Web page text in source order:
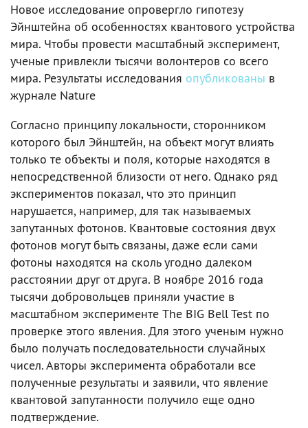
Новое исследование опровергло гипотезу
Эйнштейна об особенностях квантового устройства
мира. Чтобы провести масштабный эксперимент,
ученые привлекли тысячи волонтеров со всего
мира. Результаты исследования опубликованы в
журнале Nature
Согласно принципу локальности, сторонником
которого был Эйнштейн, на объект могут влиять
только те объекты и поля, которые находятся в
непосредственной близости от него. Однако ряд
экспериментов показал, что это принцип
нарушается, например, для так называемых
запутанных фотонов. Квантовые состояния двух
фотонов могут быть связаны, даже если сами
фотоны находятся на сколь угодно далеком
расстоянии друг от друга. В ноябре 2016 года
тысячи добровольцев приняли участие в
масштабном эксперименте The BIG Bell Test по
проверке этого явления. Для этого ученым нужно
было получать последовательности случайных
чисел. Авторы эксперимента обработали все
полученные результаты и заявили, что явление
квантовой запутанности получило еще одно
подтверждение.